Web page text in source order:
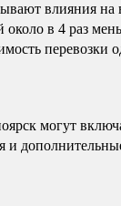
влияния
около в 4 раз
перевозки
могут
и